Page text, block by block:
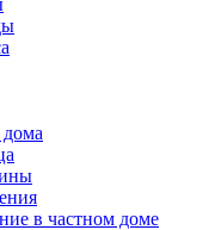
в частном доме